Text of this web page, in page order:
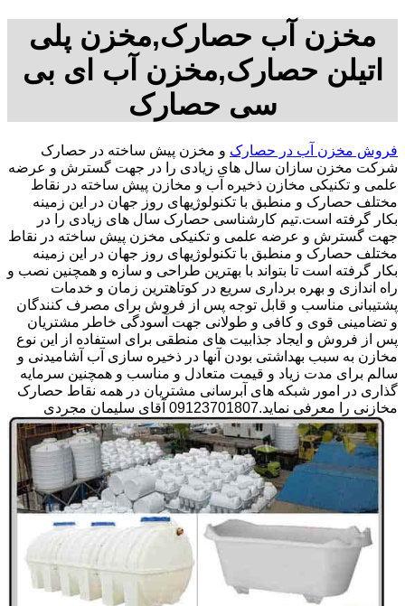
مخزن آب حصارک,مخزن پلی
اتیلن حصارک,مخزن آب ای بی
سی حصارک
فروش مخزن آب در حصارک و مخزن پیش ساخته در حصارک
شرکت مخزن سازان سال های زیادی را در جهت گسترش و عرضه
علمی و تکنیکی مخازن ذخیره آب و مخازن پیش ساخته در نقاط
مختلف حصارک و منطبق با تکنولوژیهای روز جهان در این زمینه
بکار گرفته است.تیم کارشناسی حصارک سال های زیادی را در
جهت گسترش و عرضه علمی و تکنیکی مخزن پیش ساخته در نقاط
مختلف حصارک و منطبق با تکنولوژیهای روز جهان در این زمینه
بکار گرفته است تا بتواند با بهترین طراحی و سازه و همچنین نصب و
راه اندازی و بهره برداری سریع در کوتاهترین زمان و خدمات
پشتیبانی مناسب و قابل توجه پس از فروش برای مصرف کنندگان
و تضامینی قوی و کافی و طولانی جهت آسودگی خاطر مشتریان
پس از فروش و ایجاد جذابیت های منطقی برای استفاده از این نوع
مخازن به سبب بهداشتی بودن آنها در ذخیره سازی آب آشامیدنی و
سالم برای مدت زیاد و قیمت متعادل و مناسب و همچنین سرمایه
گذاری در امور شبکه های آبرسانی مشتریان در همه نقاط حصارک
مخازنی را معرفی نماید.09123701807 آقای سلیمان مجردی